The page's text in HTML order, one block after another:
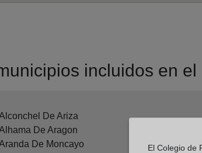
incluidos en
De Ariza
De Aragon
De Moncayo
El Colegio de